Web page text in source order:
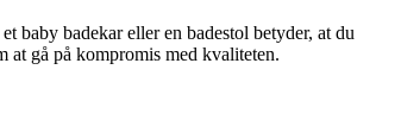
badekar eller en badestol betyder, at du
at gå på kompromis med kvaliteten.